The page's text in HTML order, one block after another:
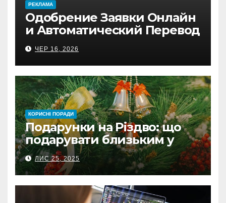
PЕКЛАМА
Одобрение Заявки Онлайн
и Автоматический Перевод
на Банковский Счёт.
Проверь
ЧЕР 16, 2026
КОРИСНІ ПОРАДИ
Подарунки на Різдво: що
подарувати близьким у
Польщі
ЛИС 25, 2025